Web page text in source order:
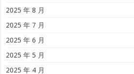
2025 年 8 月
2025 年 7 月
2025 年 6 月
2025 年 5 月
2025 年 4 月